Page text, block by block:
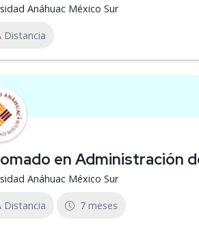
Anáhuac México Sur
Distancia
en Administración
Anáhuac México Sur
Distancia 7 meses